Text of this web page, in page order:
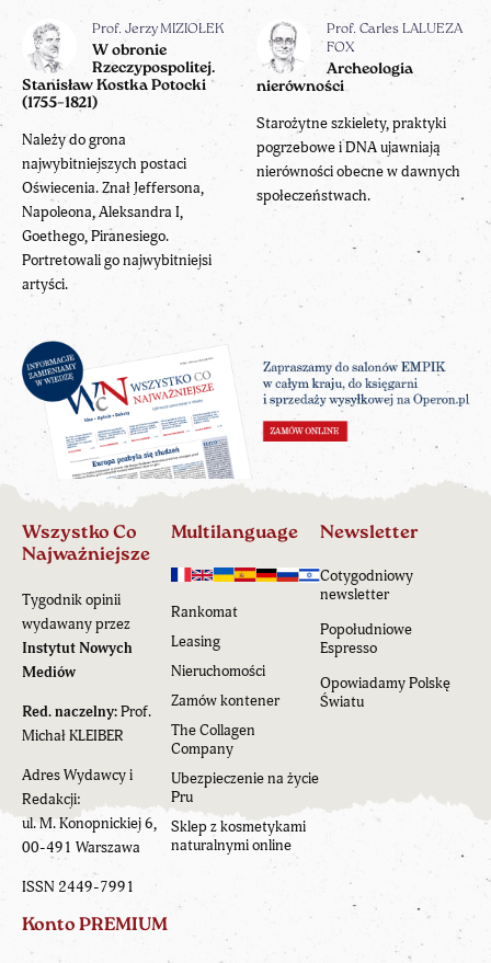
Prof. Jerzy MIZIOŁEK
W obronie
Rzeczypospolitej.
Stanisław Kostka Potocki
(1755–1821)
Należy do grona
najwybitniejszych postaci
Oświecenia. Znał Jeffersona,
Napoleona, Aleksandra I,
Goethego, Piranesiego.
Portretowali go najwybitniejsi
artyści.
Prof. Carles LALUEZA
FOX
Archeologia
nierówności
Starożytne szkielety, praktyki
pogrzebowe i DNA ujawniają
nierówności obecne w dawnych
społeczeństwach.
Wszystko Co
Najważniejsze
Tygodnik opinii
wydawany przez
Instytut Nowych
Mediów
Red. naczelny:Prof.
Michał KLEIBER
Adres Wydawcy i
Redakcji:
ul. M. Konopnickiej 6,
00-491 Warszawa
ISSN 2449-7991
Multilanguage
Rankomat
Leasing
Nieruchomości
Zamów kontener
The Collagen
Company
Ubezpieczenie na życie
Pru
Sklep z kosmetykami
naturalnymi online
Newsletter
Cotygodniowy
newsletter
Popołudniowe
Espresso
Opowiadamy Polskę
Światu
Konto PREMIUM